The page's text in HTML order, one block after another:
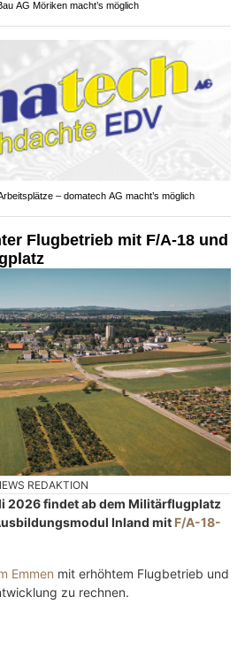
AG Möriken macht’s möglich
– domatech AG macht’s möglich
Flugbetrieb mit F/A-18 und
REDAKTION
2026 findet ab dem Militärflugplatz
Inland mit F/A-18-
Emmen mit erhöhtem Flugbetrieb und
zu rechnen.